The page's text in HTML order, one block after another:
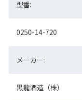
型番:
0250-14-720
メーカー:
黒龍酒造（株）